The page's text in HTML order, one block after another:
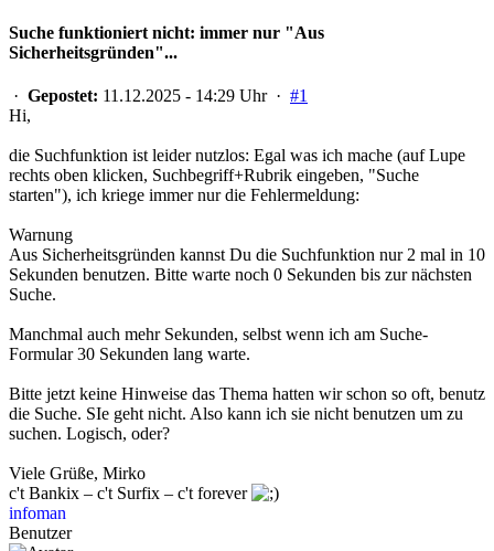
Suche funktioniert nicht: immer nur "Aus
Sicherheitsgründen"...
· Gepostet: 11.12.2025 - 14:29 Uhr · #1
Hi,
die Suchfunktion ist leider nutzlos: Egal was ich mache (auf Lupe
rechts oben klicken, Suchbegriff+Rubrik eingeben, "Suche
starten"), ich kriege immer nur die Fehlermeldung:
Warnung
Aus Sicherheitsgründen kannst Du die Suchfunktion nur 2 mal in 10
Sekunden benutzen. Bitte warte noch 0 Sekunden bis zur nächsten
Suche.
Manchmal auch mehr Sekunden, selbst wenn ich am Suche-
Formular 30 Sekunden lang warte.
Bitte jetzt keine Hinweise das Thema hatten wir schon so oft, benutz
die Suche. SIe geht nicht. Also kann ich sie nicht benutzen um zu
suchen. Logisch, oder?
Viele Grüße, Mirko
c't Bankix – c't Surfix – c't forever
infoman
Benutzer